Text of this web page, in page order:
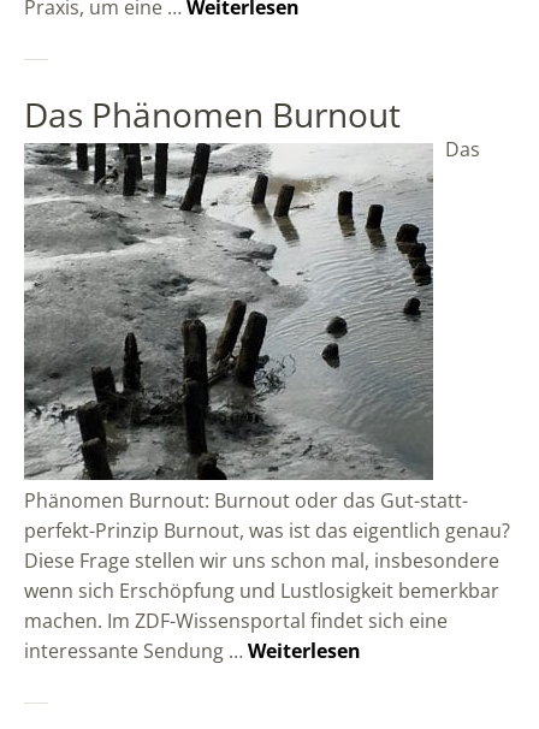
Praxis, um eine …Weiterlesen
Das Phänomen Burnout
Das
Phänomen Burnout: Burnout oder das Gut-statt-
perfekt-Prinzip Burnout, was ist das eigentlich genau?
Diese Frage stellen wir uns schon mal, insbesondere
wenn sich Erschöpfung und Lustlosigkeit bemerkbar
machen. Im ZDF-Wissensportal findet sich eine
interessante Sendung …Weiterlesen